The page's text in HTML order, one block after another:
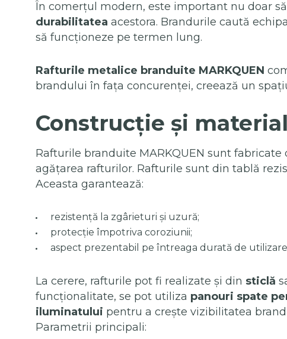
În comerțul modern, este important nu doar
durabilitatea acestora. Brandurile caută
să funcționeze pe termen lung.
Rafturile metalice branduite MARKQUEN
brandului în fața concurenței, creează un
Construcție și
Rafturile branduite MARKQUEN sunt fabricate
agățarea rafturilor. Rafturile sunt din tablă
Aceasta garantează:
rezistență la zgârieturi și uzură;
protecție împotriva coroziunii;
aspect prezentabil pe întreaga durată de
La cerere, rafturile pot fi realizate și din sticlă
funcționalitate, se pot utiliza panouri spate
iluminatului pentru a crește vizibilitatea
Parametrii principali: